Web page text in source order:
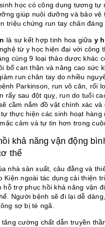
học có công dụng tương tự
giúp nuôi dưỡng và bảo vệ
triệu chứng run tay chân đáng
là sự kết hợp tinh hoa giữa y
từ y học hiện đại với công
cùng 9 loại thảo dược khác
bổ can thận và nâng cao sức
run chân tay do nhiều
Parkinson, run vô căn, rối
rẩy sau đột quỵ, run do tuổi
cầm nắm đồ vật chính xác và
thực hiện các sinh hoạt hàng
cảm và tự tin hơn trong
khả năng vận động
thể
nhà sản xuất, câu đằng và
Kiện ngoài tác dụng cải thiện
hỗ trợ phục hồi khả năng vận
Người bệnh sẽ đi lại dễ
sợ bị té ngã.
cường chất dẫn truyền